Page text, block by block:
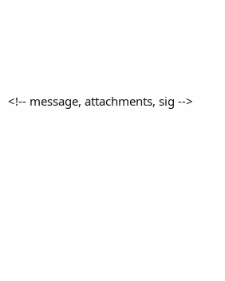
<!-- message, attachments, sig -->​